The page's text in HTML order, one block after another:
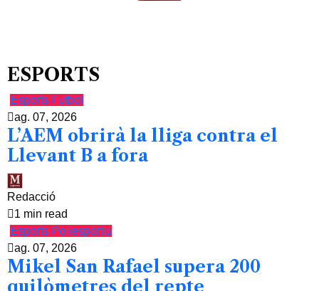
ESPORTS
Esports Futbol
ag. 07, 2026
L’AEM obrirà la lliga contra el
Llevant B a fora
Redacció
1 min read
Esports Poliesportiu
ag. 07, 2026
Mikel San Rafael supera 200
quilòmetres del repte